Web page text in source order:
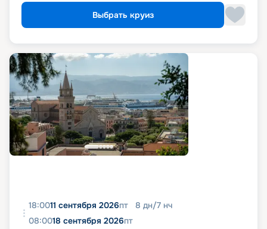
Выбрать круиз
18:0011 сентября 2026пт 8 дн/7 нч
08:0018 сентября 2026пт